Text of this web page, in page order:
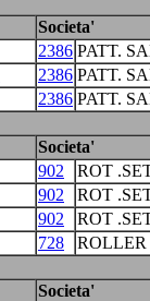
Societa'
2386 PATT.
2386 PATT.
2386 PATT.
Societa'
902
ROT
902
ROT
902
ROT
728
Societa'